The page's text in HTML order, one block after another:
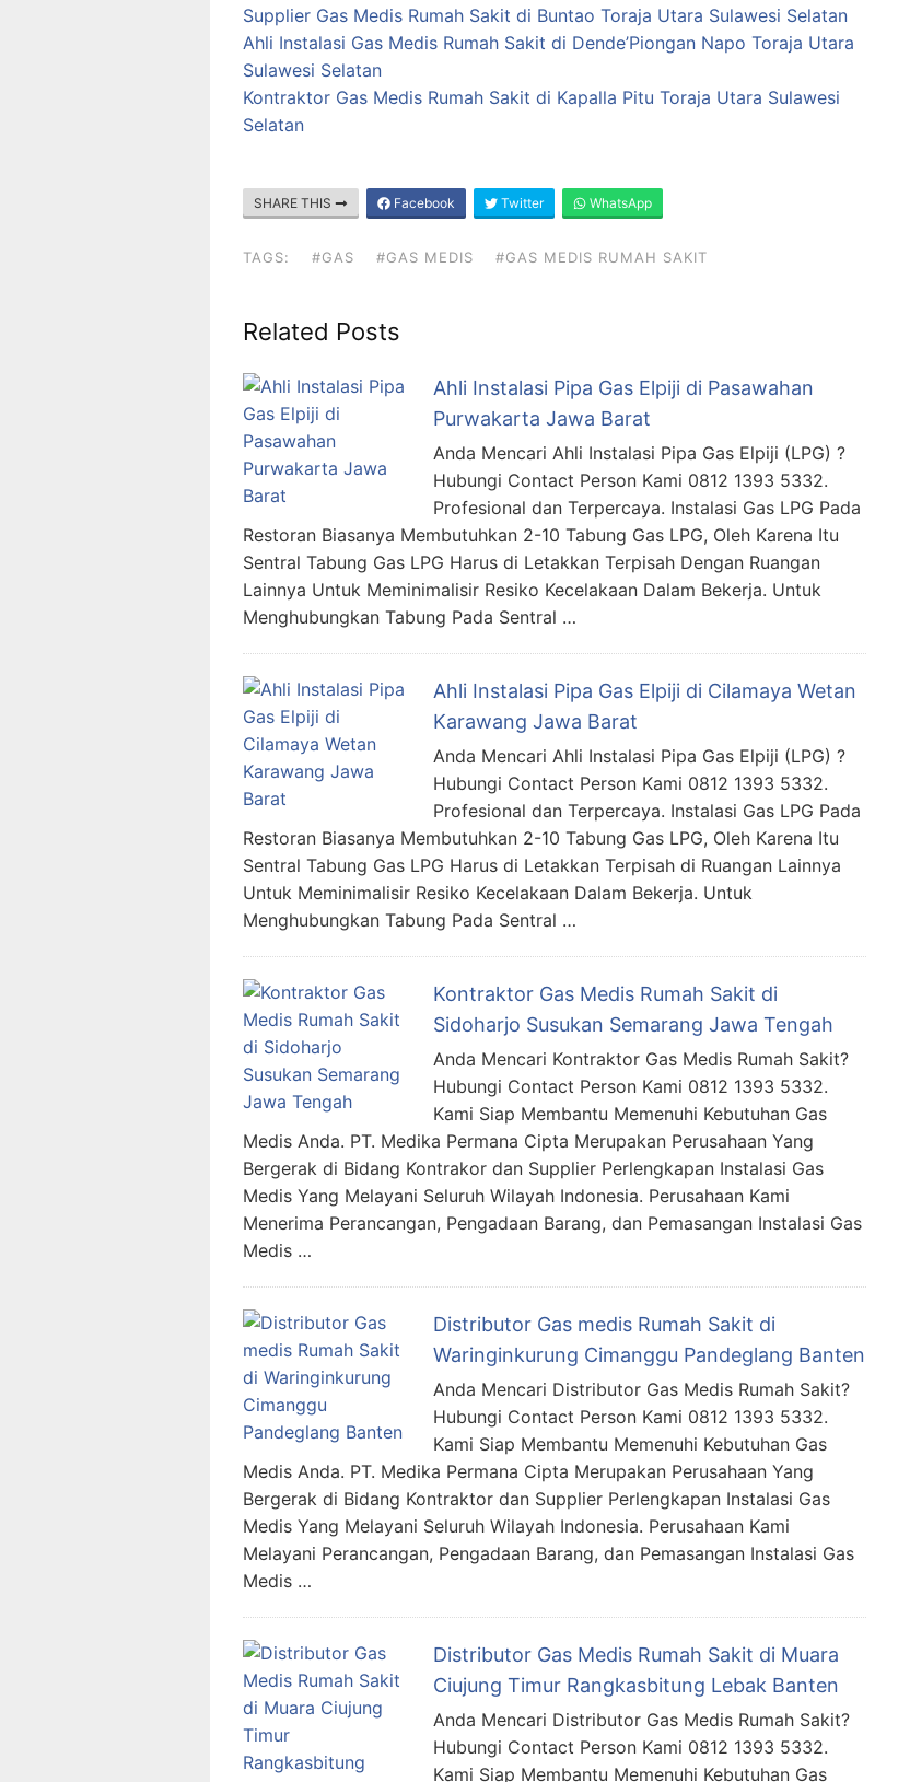
Supplier Gas Medis Rumah Sakit di Buntao Toraja Utara Sulawesi Selatan
Ahli Instalasi Gas Medis Rumah Sakit di Dende’Piongan Napo Toraja Utara
Sulawesi Selatan
Kontraktor Gas Medis Rumah Sakit di Kapalla Pitu Toraja Utara Sulawesi
Selatan
SHARE THIS Facebook Twitter WhatsApp
TAGS: #GAS #GAS MEDIS #GAS MEDIS RUMAH SAKIT
Related Posts
Ahli Instalasi Pipa Gas Elpiji di Pasawahan
Purwakarta Jawa Barat
Anda Mencari Ahli Instalasi Pipa Gas Elpiji (LPG) ?
Hubungi Contact Person Kami 0812 1393 5332.
Profesional dan Terpercaya. Instalasi Gas LPG Pada
Restoran Biasanya Membutuhkan 2-10 Tabung Gas LPG, Oleh Karena Itu
Sentral Tabung Gas LPG Harus di Letakkan Terpisah Dengan Ruangan
Lainnya Untuk Meminimalisir Resiko Kecelakaan Dalam Bekerja. Untuk
Menghubungkan Tabung Pada Sentral …
Ahli Instalasi Pipa Gas Elpiji di Cilamaya Wetan
Karawang Jawa Barat
Anda Mencari Ahli Instalasi Pipa Gas Elpiji (LPG) ?
Hubungi Contact Person Kami 0812 1393 5332.
Profesional dan Terpercaya. Instalasi Gas LPG Pada
Restoran Biasanya Membutuhkan 2-10 Tabung Gas LPG, Oleh Karena Itu
Sentral Tabung Gas LPG Harus di Letakkan Terpisah di Ruangan Lainnya
Untuk Meminimalisir Resiko Kecelakaan Dalam Bekerja. Untuk
Menghubungkan Tabung Pada Sentral …
Kontraktor Gas Medis Rumah Sakit di
Sidoharjo Susukan Semarang Jawa Tengah
Anda Mencari Kontraktor Gas Medis Rumah Sakit?
Hubungi Contact Person Kami 0812 1393 5332.
Kami Siap Membantu Memenuhi Kebutuhan Gas
Medis Anda. PT. Medika Permana Cipta Merupakan Perusahaan Yang
Bergerak di Bidang Kontrakor dan Supplier Perlengkapan Instalasi Gas
Medis Yang Melayani Seluruh Wilayah Indonesia. Perusahaan Kami
Menerima Perancangan, Pengadaan Barang, dan Pemasangan Instalasi Gas
Medis …
Distributor Gas medis Rumah Sakit di
Waringinkurung Cimanggu Pandeglang Banten
Anda Mencari Distributor Gas Medis Rumah Sakit?
Hubungi Contact Person Kami 0812 1393 5332.
Kami Siap Membantu Memenuhi Kebutuhan Gas
Medis Anda. PT. Medika Permana Cipta Merupakan Perusahaan Yang
Bergerak di Bidang Kontraktor dan Supplier Perlengkapan Instalasi Gas
Medis Yang Melayani Seluruh Wilayah Indonesia. Perusahaan Kami
Melayani Perancangan, Pengadaan Barang, dan Pemasangan Instalasi Gas
Medis …
Distributor Gas Medis Rumah Sakit di Muara
Ciujung Timur Rangkasbitung Lebak Banten
Anda Mencari Distributor Gas Medis Rumah Sakit?
Hubungi Contact Person Kami 0812 1393 5332.
Kami Siap Membantu Memenuhi Kebutuhan Gas